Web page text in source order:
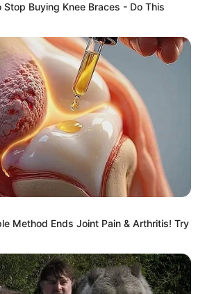
ปล่าเปรียบเหมือน ความรัก ของ
เพราะไม่มีสี ไม่มีกลิ่น ไม่มีรส ไม่
ยั่วยวน แต่ดีต่อสุขภาพและควรจะดื่ม
าขาดการติดต่อนานเกินเดี๋ยวจะต่อกัน
วงน้ำปลาหวานต้องอยู่คู่กันถึงจะ
มาเพื่อจะอยู่ด้วยกัน และต้องจับคู่กัน
แบบนี้เขาเรียกพรหมลิขิตค่ะพี่น้อง
Buying Knee Braces - Do This
Method Ends Joint Pain & Arthritis! Try